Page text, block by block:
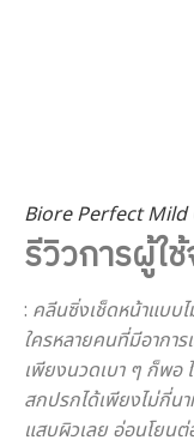
Biore Perfect Mild
รีวิวการผู้ใ
: คลีนซิ่งเช็ดหน้าแบบ
ใครหลายคนที่มีอากา
เพียงนวดเบา ๆ ก็พอ
สกปรกได้เพียงไม่กี่น
แสบผิวเลย อ่อนโยน